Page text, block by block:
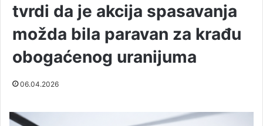
tvrdi da je akcija spasavanja
možda bila paravan za krađu
obogaćenog uranijuma
06.04.2026